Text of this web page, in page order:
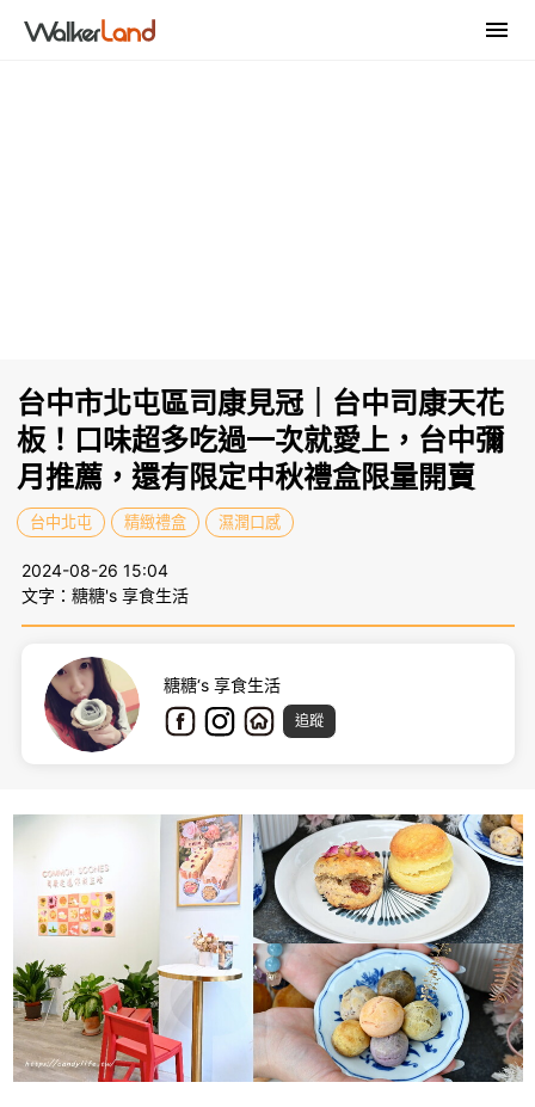
台中市北屯區司康見冠｜台中司康天花
板！口味超多吃過一次就愛上，台中彌
月推薦，還有限定中秋禮盒限量開賣
台中北屯 精緻禮盒 濕潤口感
2024-08-26 15:04
文字：糖糖's 享食生活
糖糖‘s 享食生活
追蹤